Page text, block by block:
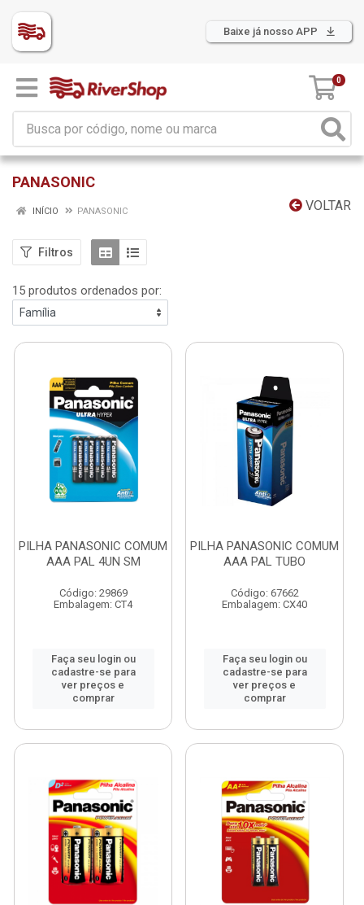
Baixe já nosso APP
0
PANASONIC
VOLTAR
INÍCIO PANASONIC
Filtros
15 produtos ordenados por:
PILHA PANASONIC COMUM
AAA PAL 4UN SM
Código: 29869
Embalagem: CT4
Faça seu login ou
cadastre-se para
ver preços e
comprar
PILHA PANASONIC COMUM
AAA PAL TUBO
Código: 67662
Embalagem: CX40
Faça seu login ou
cadastre-se para
ver preços e
comprar